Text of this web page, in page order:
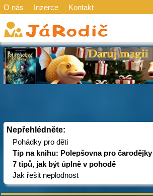
O nás Inzerce Kontakt
Nepřehlédněte:
Pohádky pro děti
Tip na knihu: Polepšovna pro čarodějky
7 tipů, jak být úplně v pohodě
Jak řešit neplodnost